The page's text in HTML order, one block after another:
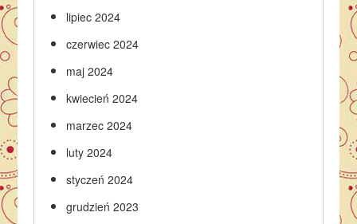
lipiec 2024
czerwiec 2024
maj 2024
kwiecień 2024
marzec 2024
luty 2024
styczeń 2024
grudzień 2023